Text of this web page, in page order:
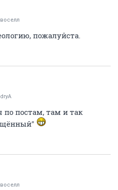
пожалуйста.
по постам, там и так